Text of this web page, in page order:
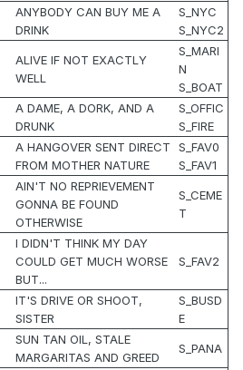
ANYBODY CAN BUY ME A
DRINK
S_NYC
S_NYC2
ALIVE IF NOT EXACTLY
WELL
S_MARI
N
S_BOAT
A DAME, A DORK, AND A
DRUNK
S_OFFIC
S_FIRE
A HANGOVER SENT DIRECT
FROM MOTHER NATURE
S_FAV0
S_FAV1
AIN'T NO REPRIEVEMENT
GONNA BE FOUND
OTHERWISE
S_CEME
T
I DIDN'T THINK MY DAY
COULD GET MUCH WORSE
BUT...
S_FAV2
IT'S DRIVE OR SHOOT,
SISTER
S_BUSD
E
SUN TAN OIL, STALE
MARGARITAS AND GREED
S_PANA